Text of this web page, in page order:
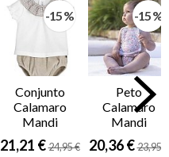
-15 %
Conjunto
Calamaro
Mandi
21,21 €24,95 €
-15 %
Peto
Calamaro
Mandi
20,36 €23,95 €